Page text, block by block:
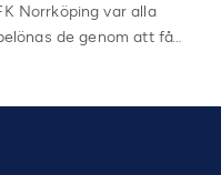
Norrköping var alla
de genom att få…